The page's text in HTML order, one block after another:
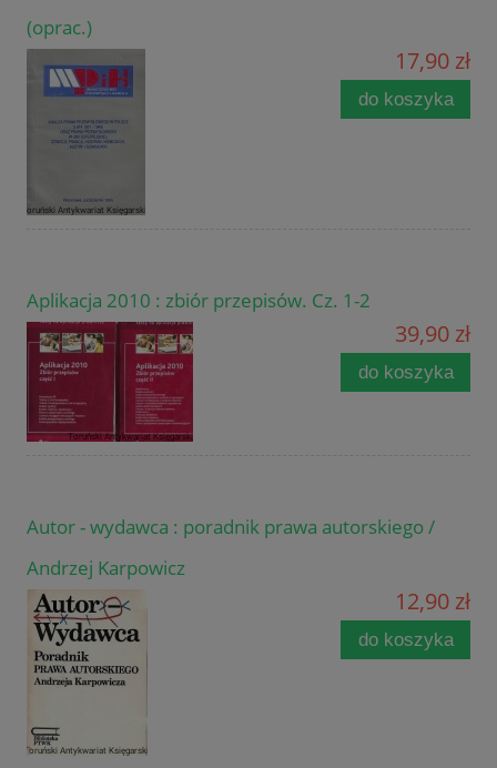
(oprac.)
17,90 zł
do koszyka
Aplikacja 2010 : zbiór przepisów. Cz. 1-2
39,90 zł
do koszyka
Autor - wydawca : poradnik prawa autorskiego /
Andrzej Karpowicz
12,90 zł
do koszyka